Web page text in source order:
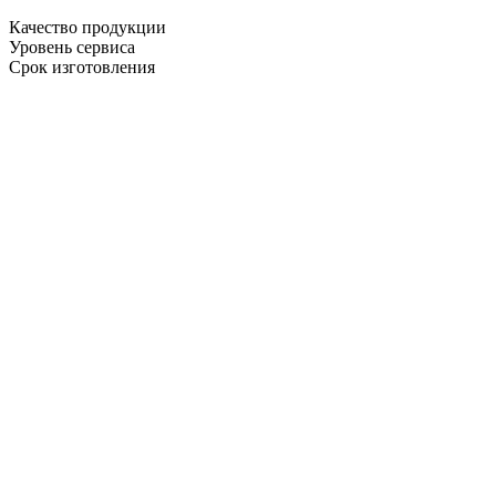
Качество продукции
Уровень сервиса
Срок изготовления